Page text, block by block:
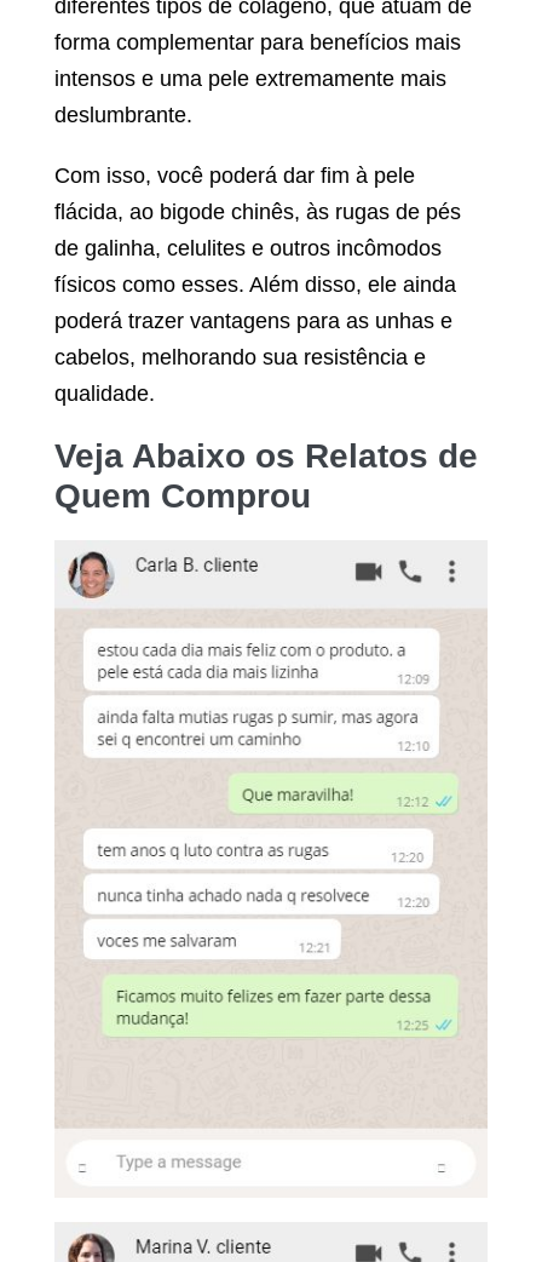
diferentes tipos de colágeno, que atuam de
forma complementar para benefícios mais
intensos e uma pele extremamente mais
deslumbrante.
Com isso, você poderá dar fim à pele
flácida, ao bigode chinês, às rugas de pés
de galinha, celulites e outros incômodos
físicos como esses. Além disso, ele ainda
poderá trazer vantagens para as unhas e
cabelos, melhorando sua resistência e
qualidade.
Veja Abaixo os Relatos de
Quem Comprou